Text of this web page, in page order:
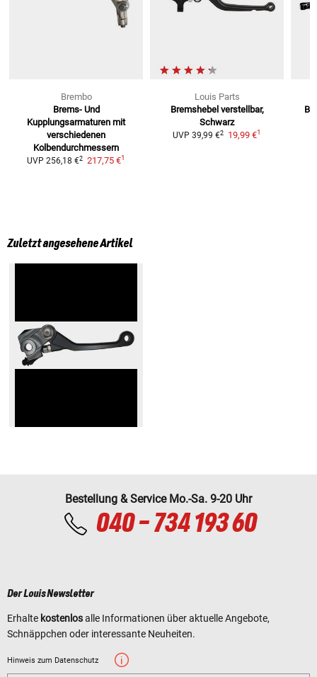
Brembo
Brems- Und
Kupplungsarmaturen mit
verschiedenen
Kolbendurchmessern
UVP 256,18 €2 217,75 €1
Louis Parts
Bremshebel verstellbar,
Schwarz
UVP 39,99 €2 19,99 €1
Zuletzt angesehene Artikel
Bestellung & Service Mo.-Sa. 9-20 Uhr
040 - 734 193 60
Der Louis Newsletter
Erhalte kostenlosalle Informationen über aktuelle Angebote,
Schnäppchen oder interessante Neuheiten.
Hinweis zum Datenschutz